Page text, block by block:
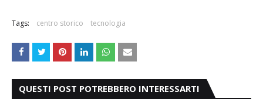
Tags: centro storico tecnologia
QUESTI POST POTREBBERO INTERESSARTI